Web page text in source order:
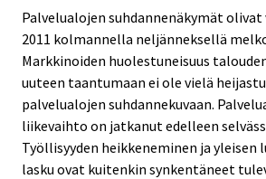
Palvelualojen suhdannenäkymät olivat
2011 kolmannella neljänneksellä
Markkinoiden huolestuneisuus
uuteen taantumaan ei ole vielä
palvelualojen suhdannekuvaan.
liikevaihto on jatkanut edelleen
Työllisyyden heikkeneminen ja yleisen
lasku ovat kuitenkin synkentäneet